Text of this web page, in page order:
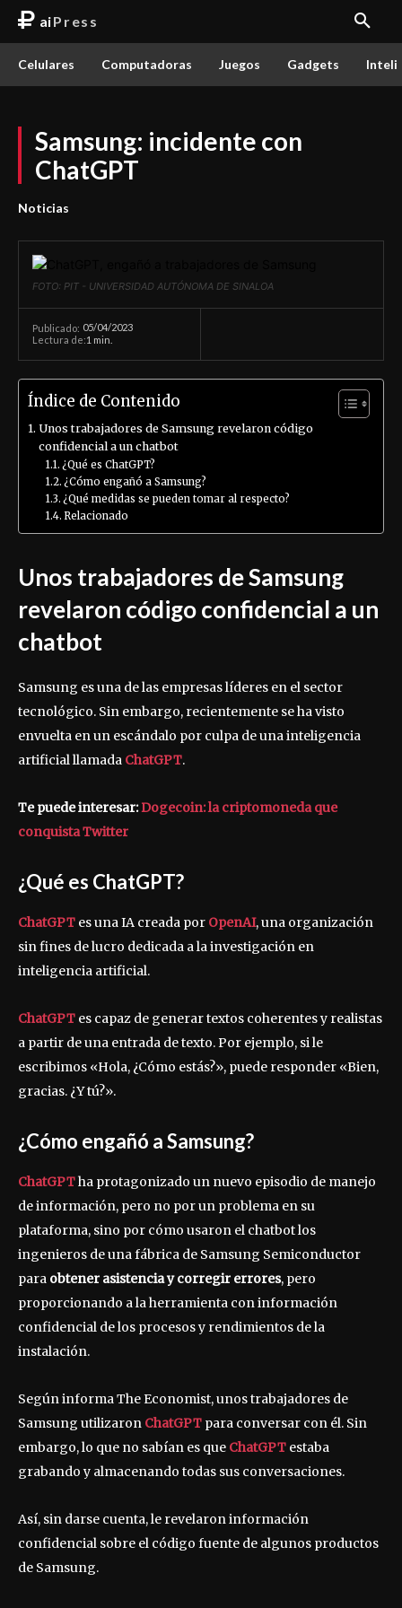
aiPress
Celulares Computadoras Juegos Gadgets
Samsung: incidente con
ChatGPT
Noticias
FOTO: PIT - UNIVERSIDAD AUTÓNOMA DE SINALOA
Publicado: 05/04/2023
Lectura de:1 min.
Índice de Contenido
Unos trabajadores de Samsung revelaron código
confidencial a un chatbot
¿Qué es ChatGPT?
¿Cómo engañó a Samsung?
¿Qué medidas se pueden tomar al respecto?
Relacionado
Unos trabajadores de Samsung
revelaron código confidencial a un
chatbot
Samsung es una de las empresas líderes en el sector
tecnológico. Sin embargo, recientemente se ha visto
envuelta en un escándalo por culpa de una inteligencia
artificial llamada ChatGPT.
Te puede interesar:Dogecoin: la criptomoneda que
conquista Twitter
¿Qué es ChatGPT?
ChatGPT es una IA creada por OpenAI, una organización
sin fines de lucro dedicada a la investigación en
inteligencia artificial.
ChatGPT es capaz de generar textos coherentes y realistas
a partir de una entrada de texto. Por ejemplo, si le
escribimos «Hola, ¿Cómo estás?», puede responder «Bien,
gracias. ¿Y tú?».
¿Cómo engañó a Samsung?
ChatGPTha protagonizado un nuevo episodio de manejo
de información, pero no por un problema en su
plataforma, sino por cómo usaron el chatbot los
ingenieros de una fábrica de Samsung Semiconductor
para obtener asistencia y corregir errores, pero
proporcionando a la herramienta con información
confidencial de los procesos y rendimientos de la
instalación.
Según informa The Economist, unos trabajadores de
Samsung utilizaron ChatGPT para conversar con él. Sin
embargo, lo que no sabían es que ChatGPT estaba
grabando y almacenando todas sus conversaciones.
Así, sin darse cuenta, le revelaron información
confidencial sobre el código fuente de algunos productos
de Samsung.